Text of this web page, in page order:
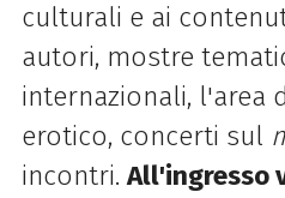
culturali e ai
autori, mostre
internazionali, l'area
erotico, concerti sul
incontri.All'ingresso